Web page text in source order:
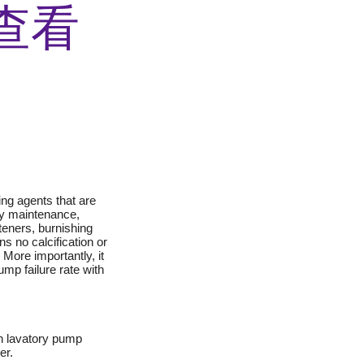
看
agents that are
maintenance,
burnishing
no calcification or
importantly, it
failure rate with
lavatory pump